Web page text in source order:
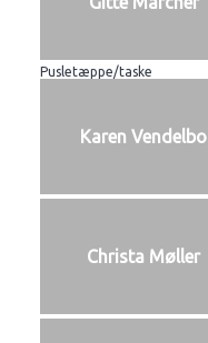
Pusletæppe/taske
Karen Vendelbo
Christa Møller